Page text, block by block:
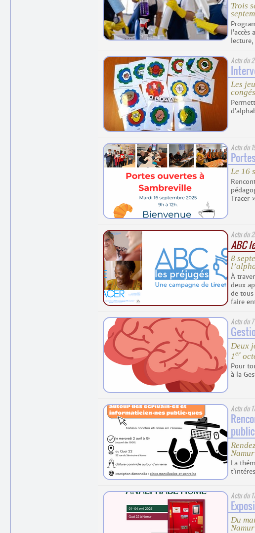
Trois
Actu du
Les
Actu du
Le 16
Tracer
Actu du
ABC
8
À
deux
de
faire
Actu du
Deux
1er
Pour
à la
Actu du
public
Namur
La
Actu du
Du
Namur